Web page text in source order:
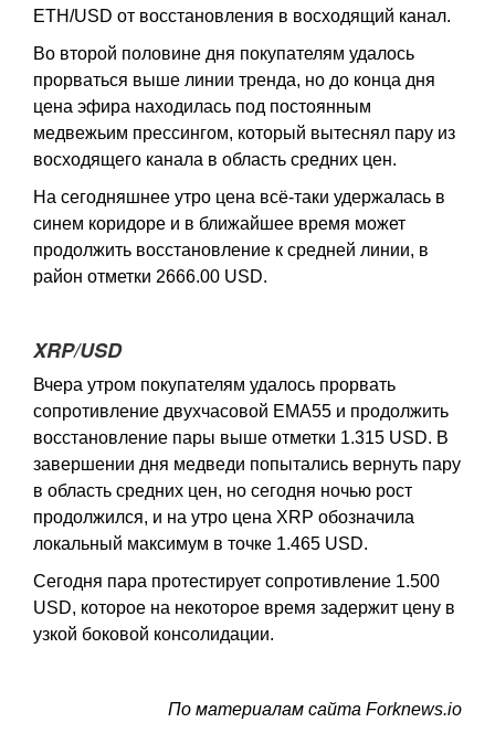
ETH/USD от восстановления в восходящий канал.
Во второй половине дня покупателям удалось
прорваться выше линии тренда, но до конца дня
цена эфира находилась под постоянным
медвежьим прессингом, который вытеснял пару из
восходящего канала в область средних цен.
На сегодняшнее утро цена всё-таки удержалась в
синем коридоре и в ближайшее время может
продолжить восстановление к средней линии, в
район отметки 2666.00 USD.
XRP/USD
Вчера утром покупателям удалось прорвать
сопротивление двухчасовой EMA55 и продолжить
восстановление пары выше отметки 1.315 USD. В
завершении дня медведи попытались вернуть пару
в область средних цен, но сегодня ночью рост
продолжился, и на утро цена XRP обозначила
локальный максимум в точке 1.465 USD.
Сегодня пара протестирует сопротивление 1.500
USD, которое на некоторое время задержит цену в
узкой боковой консолидации.
По материалам сайта Forknews.io